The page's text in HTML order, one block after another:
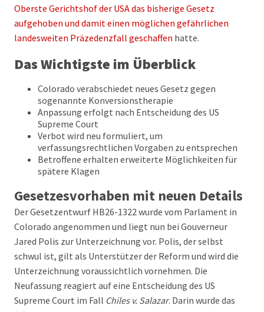
Oberste Gerichtshof der USA das bisherige Gesetz
aufgehoben und damit einen möglichen gefährlichen
landesweiten Präzedenzfall geschaffen hatte.
Das Wichtigste im Überblick
Colorado verabschiedet neues Gesetz gegen
sogenannte Konversionstherapie
Anpassung erfolgt nach Entscheidung des US
Supreme Court
Verbot wird neu formuliert, um
verfassungsrechtlichen Vorgaben zu entsprechen
Betroffene erhalten erweiterte Möglichkeiten für
spätere Klagen
Gesetzesvorhaben mit neuen Details
Der Gesetzentwurf HB26-1322 wurde vom Parlament in
Colorado angenommen und liegt nun bei Gouverneur
Jared Polis zur Unterzeichnung vor. Polis, der selbst
schwul ist, gilt als Unterstützer der Reform und wird die
Unterzeichnung voraussichtlich vornehmen. Die
Neufassung reagiert auf eine Entscheidung des US
Supreme Court im Fall Chiles v. Salazar. Darin wurde das